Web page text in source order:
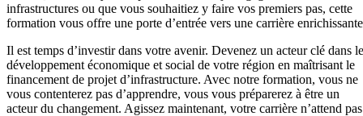
infrastructures ou que vous souhaitiez y faire vos premiers pas, cette
formation vous offre une porte d’entrée vers une carrière
Il est temps d’investir dans votre avenir. Devenez un acteur clé dans le
développement économique et social de votre région en maîtrisant le
financement de projet d’infrastructure. Avec notre formation, vous ne
vous contenterez pas d’apprendre, vous vous préparerez à être un
acteur du changement. Agissez maintenant, votre carrière n’attend